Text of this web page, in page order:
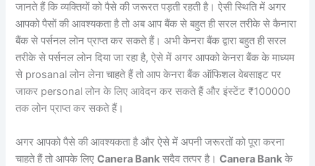
जानते हैं कि व्यक्तियों को पैसे की जरूरत पड़ती रहती है। ऐसी स्थिति में अगर
आपको पैसों की आवश्यकता है तो अब आप बैंक से बहुत ही सरल तरीके से कैनारा
बैंक से पर्सनल लोन प्राप्त कर सकते हैं। अभी केनरा बैंक द्वारा बहुत ही सरल
तरीके से पर्सनल लोन दिया जा रहा है, ऐसे में अगर आपको केनरा बैंक के माध्यम
से prosanal लोन लेना चाहते हैं तो आप केनरा बैंक ऑफिशल वेबसाइट पर
जाकर personal लोन के लिए आवेदन कर सकते हैं और इंस्टेंट ₹100000
तक लोन प्राप्त कर सकते हैं।
अगर आपको पैसे की आवश्यकता है और ऐसे में अपनी जरूरतों को पूरा करना
चाहते हैं तो आपके लिएCanera Bank सदैव तत्पर है।Canera Bank के